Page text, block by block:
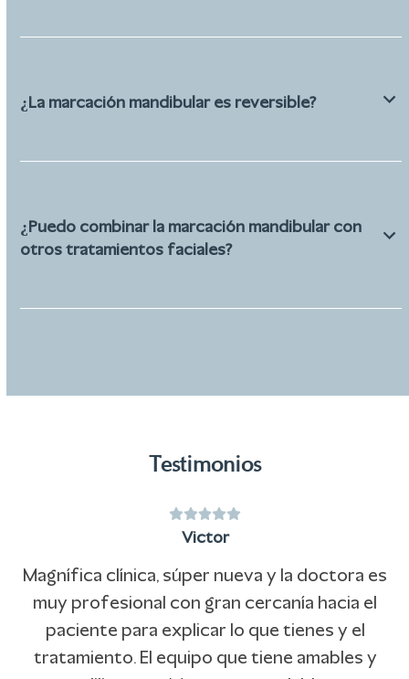
¿La marcación mandibular es reversible?
¿Puedo combinar la marcación mandibular con
otros tratamientos faciales?
Testimonios
left
and
right
arrow
Puntuación:
Victor
Magnífica clínica, súper nueva y la doctora es
muy profesional con gran cercanía hacia el
paciente para explicar lo que tienes y el
tratamiento. El equipo que tiene amables y